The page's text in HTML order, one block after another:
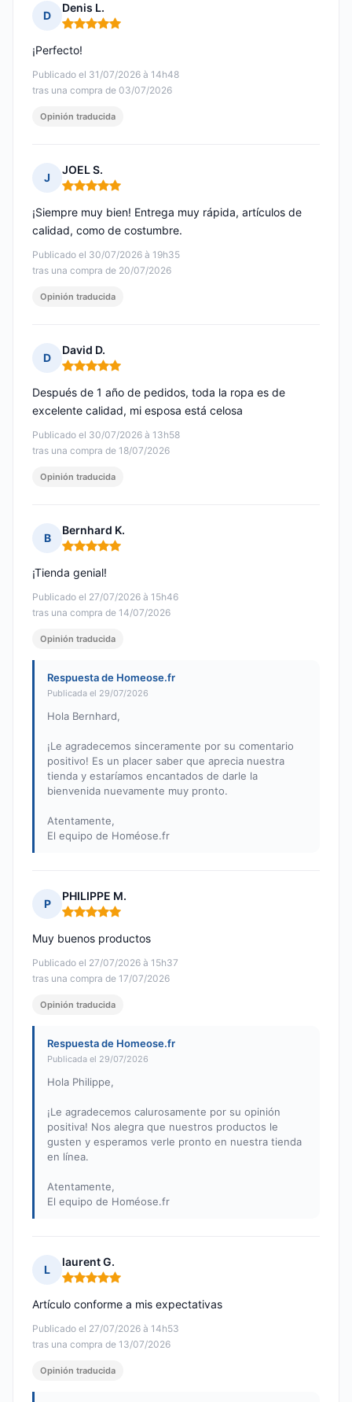
D
Denis L.
Nota: 5 de 5
Publicado el 31/07/2026 à 14h48
tras una compra de 03/07/2026
¡Perfecto!
Opinión traducida
J
JOEL S.
Nota: 5 de 5
Publicado el 30/07/2026 à 19h35
tras una compra de 20/07/2026
¡Siempre muy bien! Entrega muy rápida, artículos de
calidad, como de costumbre.
Opinión traducida
D
David D.
Nota: 5 de 5
Publicado el 30/07/2026 à 13h58
tras una compra de 18/07/2026
Después de 1 año de pedidos, toda la ropa es de
excelente calidad, mi esposa está celosa
Opinión traducida
B
Bernhard K.
Nota: 5 de 5
Publicado el 27/07/2026 à 15h46
tras una compra de 14/07/2026
¡Tienda genial!
Opinión traducida
Respuesta de Homeose.fr
Publicada el 29/07/2026
Hola Bernhard,
¡Le agradecemos sinceramente por su comentario
positivo! Es un placer saber que aprecia nuestra
tienda y estaríamos encantados de darle la
bienvenida nuevamente muy pronto.
Atentamente,
El equipo de Homéose.fr
P
PHILIPPE M.
Nota: 5 de 5
Publicado el 27/07/2026 à 15h37
tras una compra de 17/07/2026
Muy buenos productos
Opinión traducida
Respuesta de Homeose.fr
Publicada el 29/07/2026
Hola Philippe,
¡Le agradecemos calurosamente por su opinión
positiva! Nos alegra que nuestros productos le
gusten y esperamos verle pronto en nuestra tienda
en línea.
Atentamente,
El equipo de Homéose.fr
L
laurent G.
Nota: 5 de 5
Publicado el 27/07/2026 à 14h53
tras una compra de 13/07/2026
Artículo conforme a mis expectativas
Opinión traducida